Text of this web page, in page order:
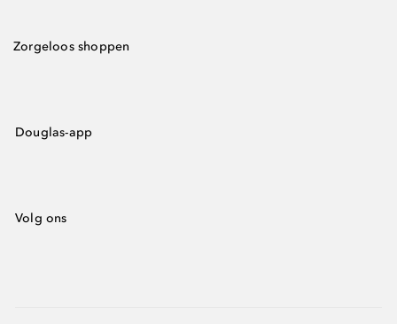
Zorgeloos shoppen
Douglas-app
Volg ons